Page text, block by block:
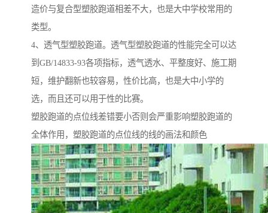
造价与复合型塑胶跑道相差不大，也是大中学校常用的
类型。
4、透气型塑胶跑道。透气型塑胶跑道的性能完全可以达
到GB/14833-93各项指标，透气透水、平整度好、施工期
短，维护翻新也较容易，性价比高，也是大中小学的
选，而且还可以用于性的比赛。
塑胶跑道的点位线差错要小否则会严重影响塑胶跑道的
全体作用，塑胶跑道的点位线的线的画法和颜色